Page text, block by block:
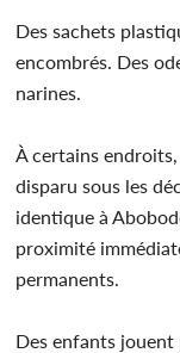
Des sachets
encombrés. Des
narines.
À certains
disparu sous les
identique à
proximité
permanents.
Des enfants jouent